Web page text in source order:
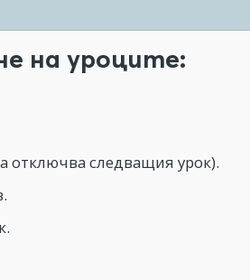
на уроците:
отключва следващия урок).